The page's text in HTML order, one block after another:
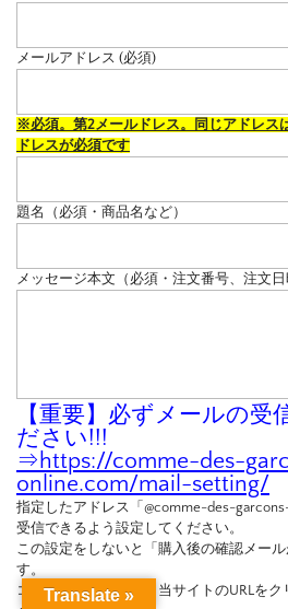
メールアドレス (必須)
※必須。第2メールドレス。同じアドレス
ドレスが必須です
題名（必須・商品名など）
メッセージ本文（必須・注文番号、注文日
【重要】必ずメールの受
ださい!!!
⇒ https://comme-des-
online.com/mail-setting/
指定したアドレス「@comme-des-
受信できるよう設定してください。
この設定をしないと「購入後の確認メー
す。
コピペできない方は、当サイトのURLをク
Translate »